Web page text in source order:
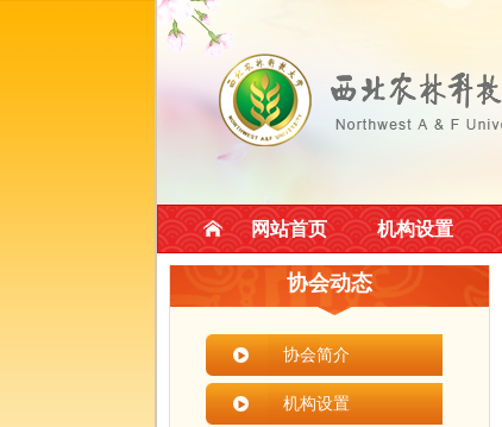
网站首页 机构设置
协会动态
协会简介
机构设置